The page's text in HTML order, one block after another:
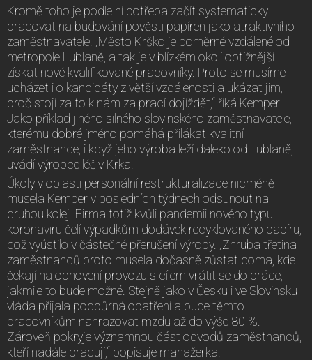
Kromě toho je podle ní potřeba začít systematicky
pracovat na budování pověsti papíren jako atraktivního
zaměstnavatele. „Město Krško je poměrné vzdálené od
metropole Lublaně, a tak je v blízkém okolí obtížnější
získat nové kvalifikované pracovníky. Proto se musíme
ucházet i o kandidáty z větší vzdálenosti a ukázat jim,
proč stojí za to k nám za prací dojíždět,“ říká Kemper.
Jako příklad jiného silného slovinského zaměstnavatele,
kterému dobré jméno pomáhá přilákat kvalitní
zaměstnance, i když jeho výroba leží daleko od Lublaně,
uvádí výrobce léčiv Krka.
Úkoly v oblasti personální restrukturalizace nicméně
musela Kemper v posledních týdnech odsunout na
druhou kolej. Firma totiž kvůli pandemii nového typu
koronaviru čelí výpadkům dodávek recyklovaného papíru,
což vyústilo v částečné přerušení výroby. „Zhruba třetina
zaměstnanců proto musela dočasně zůstat doma, kde
čekají na obnovení provozu s cílem vrátit se do práce,
jakmile to bude možné. Stejně jako v Česku i ve Slovinsku
vláda přijala podpůrná opatření a bude těmto
pracovníkům nahrazovat mzdu až do výše 80 %.
Zároveň pokryje významnou část odvodů zaměstnanců,
kteří nadále pracují,“ popisuje manažerka.